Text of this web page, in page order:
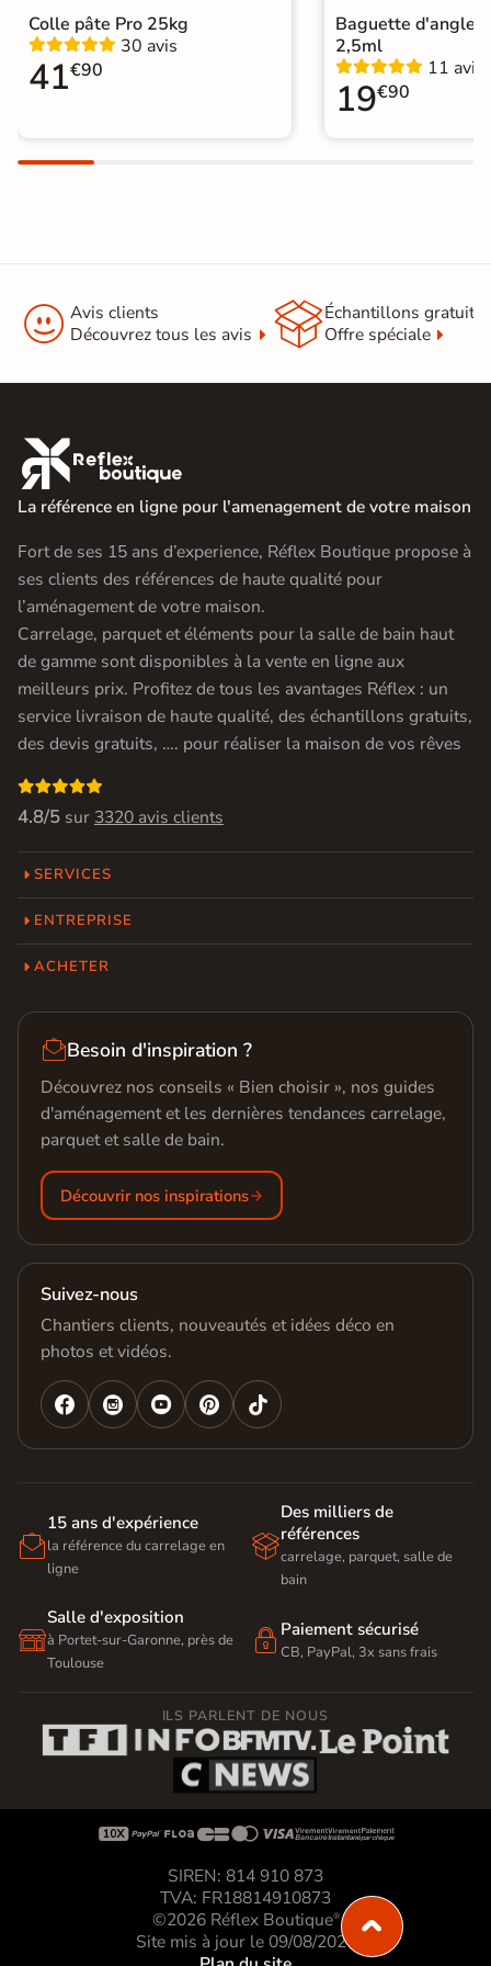
Pose
Ancien carrelage
Normes
Catégories
Carrelage Blanc| Carrelage Bleu
Carrelage effet Terrazzo|
Carrelage 20x20 cm|
Carrelage salon moderne|
Colle pâte Pro 25kg
30 avis
41€90
Baguette d'angle
2,5ml
11 avis
19€90
 Avis clients
Découvrez tous les avis
Échantillons gratuit
Offre spéciale

La référence en ligne pour l'amenagement de votre maison
Fort de ses 15 ans d’experience, Réflex Boutique propose à
ses clients des références de haute qualité pour
l’aménagement de votre maison.
Carrelage, parquet et éléments pour la salle de bain haut
de gamme sont disponibles à la vente en ligne aux
meilleurs prix. Profitez de tous les avantages Réflex : un
service livraison de haute qualité, des échantillons gratuits,
des devis gratuits, …. pour réaliser la maison de vos rêves

4.8/5 sur 3320 avis clients
SERVICES
ENTREPRISE
ACHETER
Besoin d'inspiration ?
Découvrez nos conseils « Bien choisir », nos guides
d'aménagement et les dernières tendances carrelage,
parquet et salle de bain.
Découvrir nos inspirations
Suivez-nous
Chantiers clients, nouveautés et idées déco en
photos et vidéos.
   

15 ans d'expérience
la référence du carrelage en
ligne

Des milliers de
références
carrelage, parquet, salle de
bain

Salle d'exposition
à Portet-sur-Garonne, près de
Toulouse
 Paiement sécurisé
CB, PayPal, 3x sans frais
ILS PARLENT DE NOUS

SIREN: 814 910 873
TVA: FR18814910873
©2026 Réflex Boutique®
Site mis à jour le 09/08/2026